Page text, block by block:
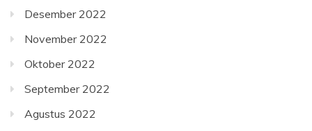
Desember 2022
November 2022
Oktober 2022
September 2022
Agustus 2022